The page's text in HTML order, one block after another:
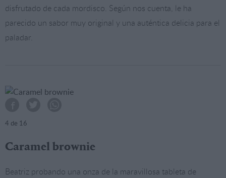
disfrutado de cada mordisco. Según nos cuenta, le ha
parecido un sabor muy original y una auténtica delicia para el
paladar.
4 de 16
Caramel brownie
Beatriz probando una onza de la maravillosa tableta de